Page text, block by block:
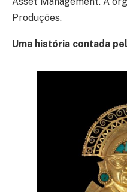
Produções.
Uma história contada